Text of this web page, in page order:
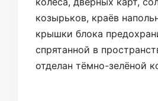
козырьков, краёв
крышки блока
спрятанной в
отделан тёмно-зелёной